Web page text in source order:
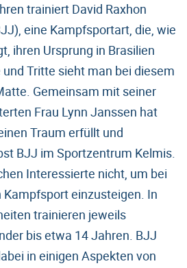
trainiert David Raxhon
eine Kampfsportart, die, wie
ihren Ursprung in Brasilien
Tritte sieht man bei diesem
Gemeinsam mit seiner
Frau Lynn Janssen hat
Traum erfüllt und
BJJ im Sportzentrum Kelmis.
Interessierte nicht, um bei
Kampfsport einzusteigen. In
trainieren jeweils
bis etwa 14 Jahren. BJJ
in einigen Aspekten von